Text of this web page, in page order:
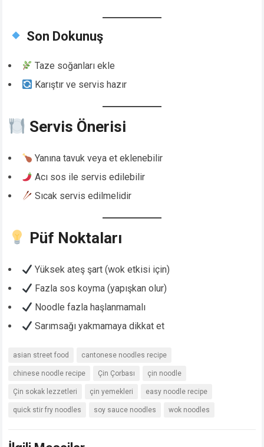
Son Dokunuş
Taze soğanları ekle
Karıştır ve servis hazır
Servis Önerisi
Yanına tavuk veya et eklenebilir
Acı sos ile servis edilebilir
Sıcak servis edilmelidir
Püf Noktaları
Yüksek ateş şart (wok etkisi için)
Fazla sos koyma (yapışkan olur)
Noodle fazla haşlanmamalı
Sarımsağı yakmamaya dikkat et
asian street food cantonese noodles recipe
chinese noodle recipe Çin Çorbası çin noodle
Çin sokak lezzetleri çin yemekleri easy noodle recipe
quick stir fry noodles soy sauce noodles wok noodles